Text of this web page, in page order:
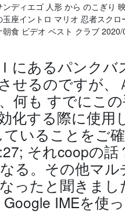
ディエゴ 人形 から のこぎり
座イントロ マリオ 忍者スク
食 ビデオ ベスト クラブ
にあるパンク
せるのですが、
何も すでにこ
化する際に使用
いることをご
それcoopの話
る。その他マル
ったと聞きまし
IMEを使っ